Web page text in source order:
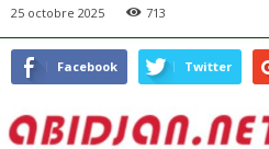
25 octobre 2025 713
Facebook Twitter